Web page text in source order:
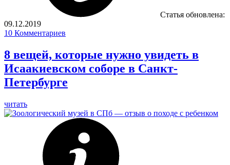
Статья обновлена:
09.12.2019
10 Комментариев
8 вещей, которые нужно увидеть в
Исаакиевском соборе в Санкт-
Петербурге
читать